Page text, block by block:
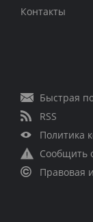
Контакты
Быстрая
RSS
Политика
Сообщить
Правовая